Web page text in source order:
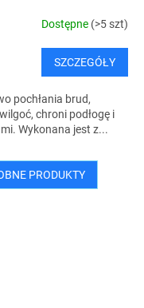
Dostępne (>5 szt)
SZCZEGÓŁY
pochłania brud,
chroni podłogę i
Wykonana jest z...
PRODUKTY